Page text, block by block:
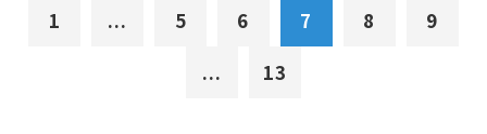
1 ... 5 6 7 8
9
...
13